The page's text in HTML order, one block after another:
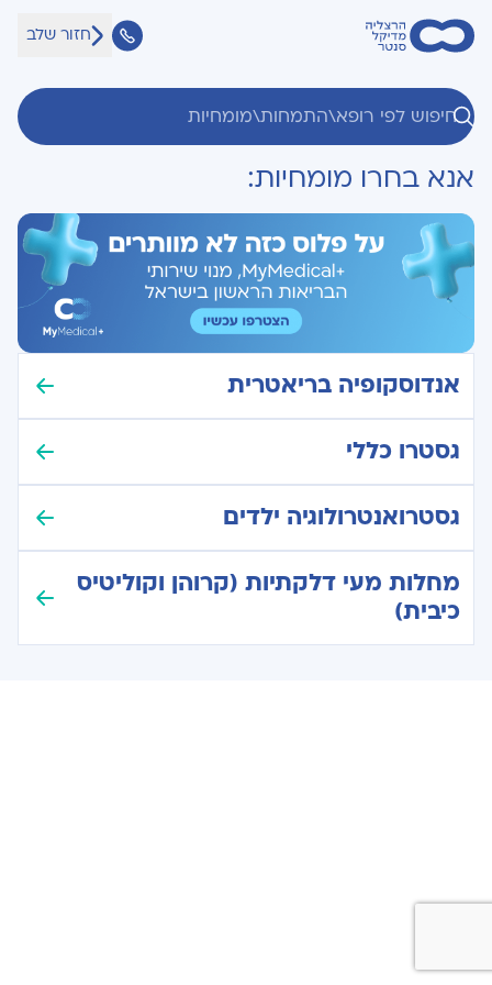
חזור שלב
אנא בחרו מומחיות:
אנדוסקופיה בריאטרית
גסטרו כללי
גסטרואנטרולוגיה ילדים
מחלות מעי דלקתיות (קרוהן וקוליטיס
כיבית)